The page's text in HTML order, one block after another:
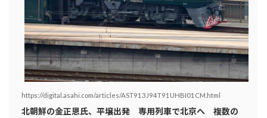
https://digital.asahi.com/articles/AST913J94T91UHBI01CM.html
北朝鮮の金正恩氏、平壌出発 専用列車で北京へ 複数の